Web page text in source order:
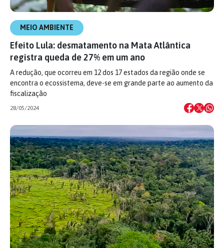
MEIO AMBIENTE
Efeito Lula: desmatamento na Mata Atlântica
registra queda de 27% em um ano
A redução, que ocorreu em 12 dos 17 estados da região onde se
encontra o ecossistema, deve-se em grande parte ao aumento da
fiscalização
28/05/2024